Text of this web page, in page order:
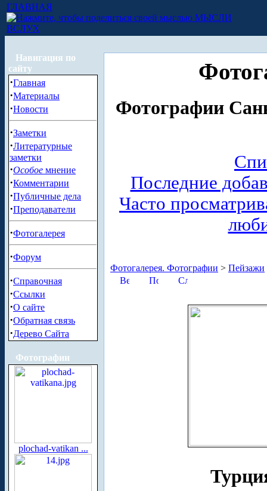
ГЛАВНАЯ
МЫСЛИ
ВСЛУХ
Навигация по
сайту
·Главная
·Материалы
·Новости
·Заметки
·Литературные
заметки
·Особое мнение
·Комментарии
·Публичные дела
·Преподаватели
·Фотогалерея
·Форум
·Справочная
·Ссылки
·О сайте
·Обратная связь
·Дерево Сайта
Фотографии
plochad-vatikan ...
Фотографии
Последние
Часто
Фотогалерея. Фотографии > Пейзажи